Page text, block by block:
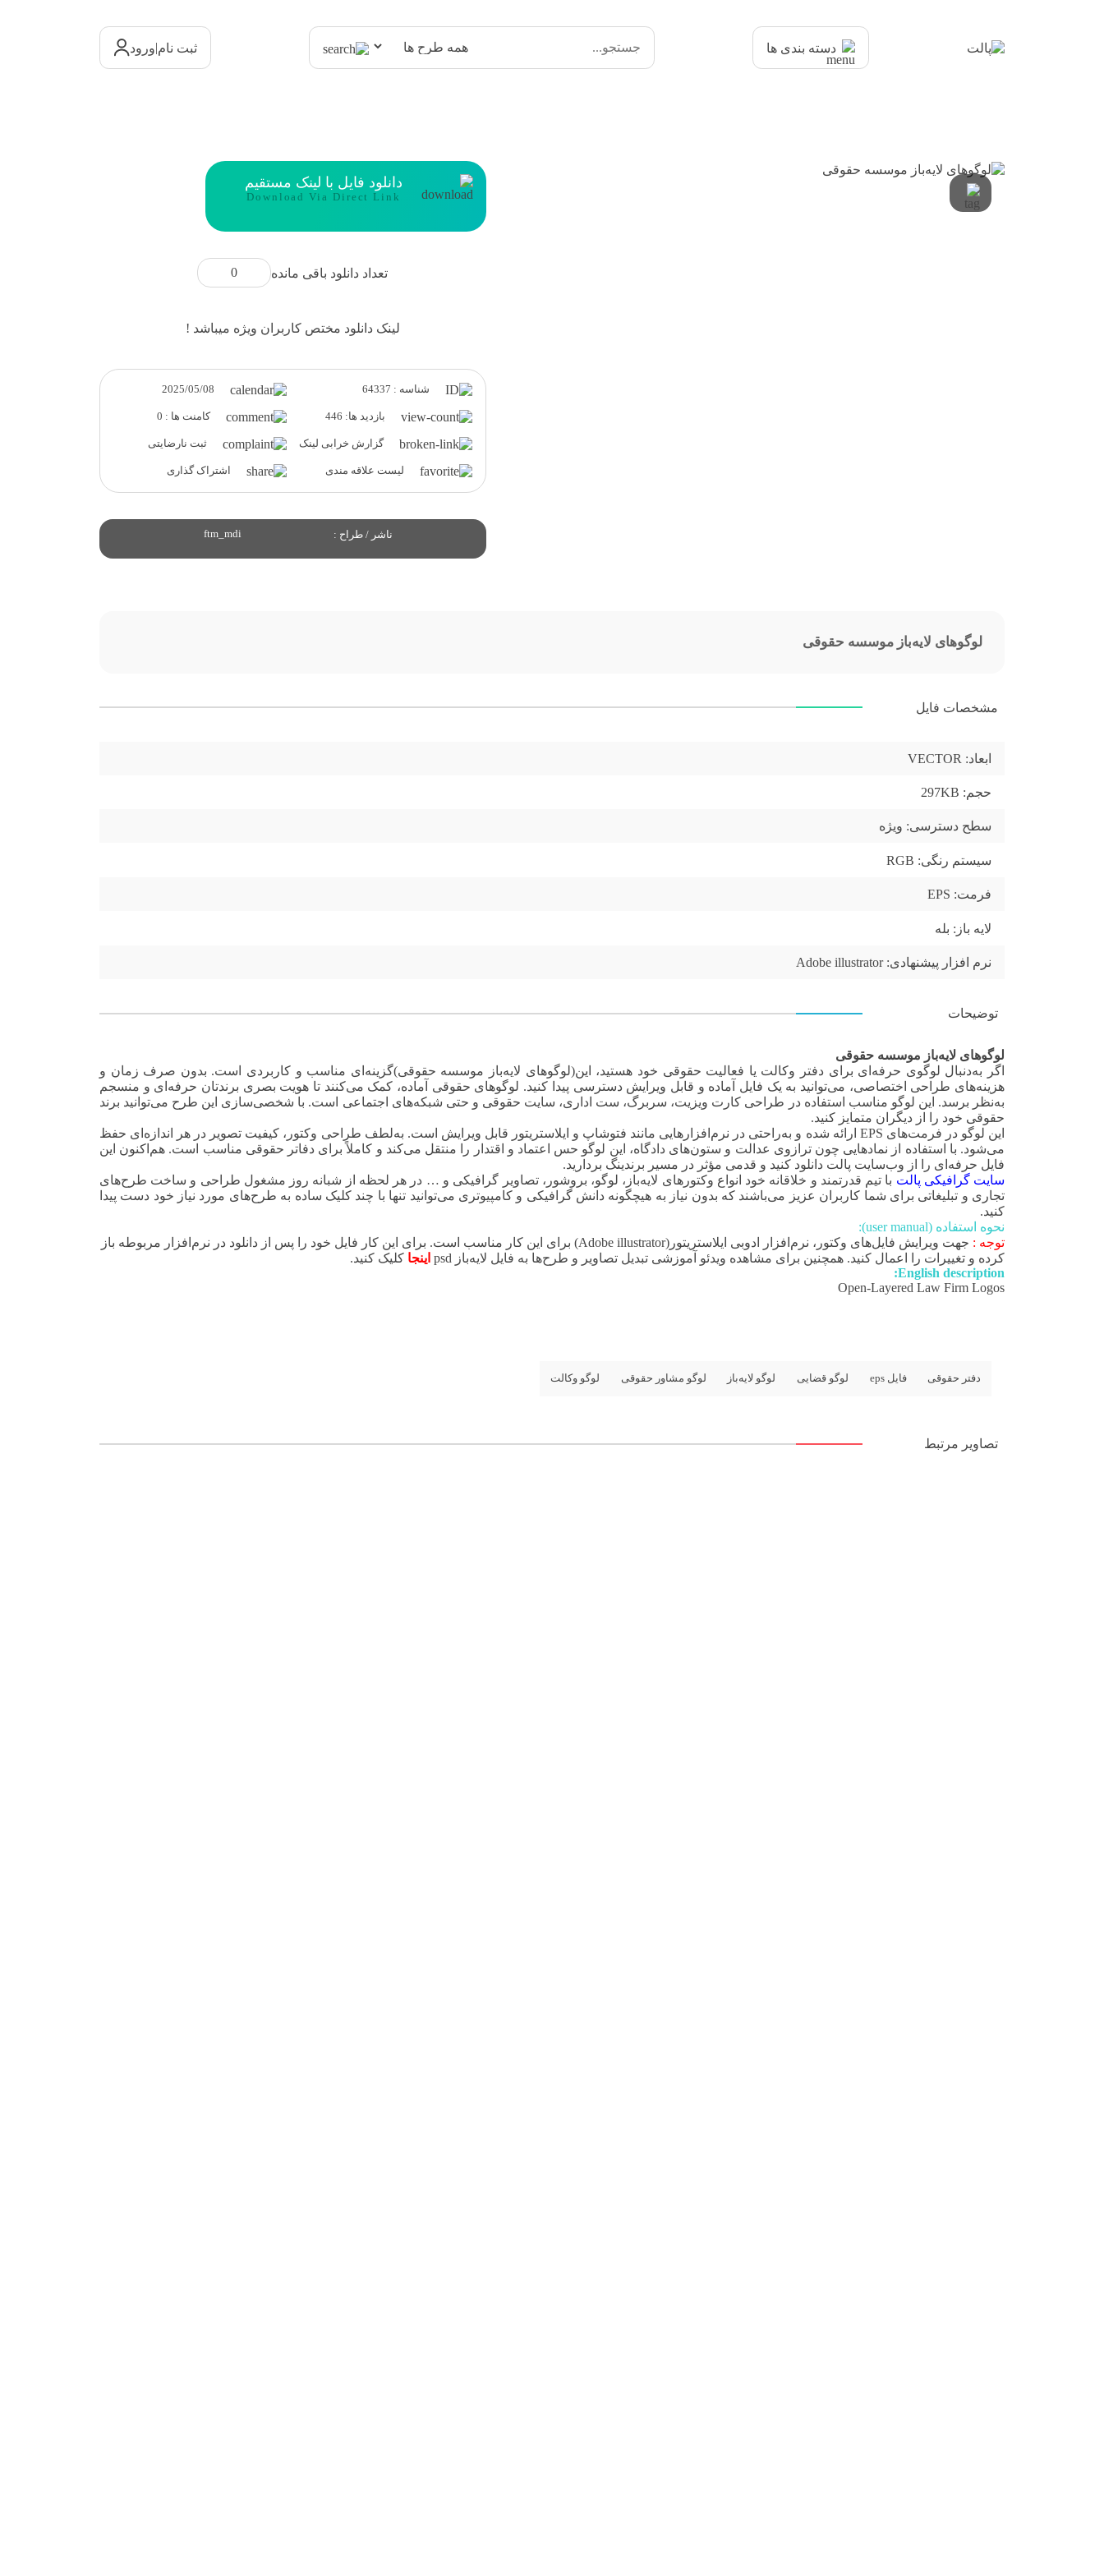
دسته بندی ها ثبت نام|ورود
دانلود فایل با لینک مستقیم
Download Via Direct Link
تعداد دانلود باقی مانده 0
لینک دانلود مختص کاربران ویژه میباشد !
شناسه : 64337
بازدید ها: 446 کامنت ها : 0
گزارش خرابی لینک ثبت نارضایتی
لیست علاقه مندی اشتراک گذاری
ناشر / طراح : ftm_mdi
لوگوهای لایه‌باز موسسه حقوقی
مشخصات فایل
ابعاد:
حجم:
سطح دسترسی: ویژه
سیستم رنگی:
فرمت:
لایه باز: بله
نرم افزار پیشنهادی: Adobe illustrator
توضیحات
لوگوهای لایه‌باز موسسه حقوقی
اگر به‌دنبال لوگوی حرفه‌ای برای دفتر وکالت یا فعالیت حقوقی خود هستید، این(لوگوهای لایه‌باز موسسه حقوقی)گزینه‌ای مناسب و کاربردی است. بدون صرف زمان و
هزینه‌های طراحی اختصاصی، می‌توانید به یک فایل آماده و قابل ویرایش دسترسی پیدا کنید. لوگوهای حقوقی آماده، کمک می‌کنند تا هویت بصری برندتان حرفه‌ای و منسجم
به‌نظر برسد. این لوگو مناسب استفاده در طراحی کارت ویزیت، سربرگ، ست اداری، سایت حقوقی و حتی شبکه‌های اجتماعی است. با شخصی‌سازی این طرح می‌توانید برند
حقوقی خود را از دیگران متمایز کنید.
این لوگو در فرمت‌های EPS ارائه شده و به‌راحتی در نرم‌افزارهایی مانند فتوشاپ و ایلاستریتور قابل ویرایش است. به‌لطف طراحی وکتور، کیفیت تصویر در هر اندازه‌ای حفظ
می‌شود. با استفاده از نمادهایی چون ترازوی عدالت و ستون‌های دادگاه، این لوگو حس اعتماد و اقتدار را منتقل می‌کند و کاملاً برای دفاتر حقوقی مناسب است. هم‌اکنون این
فایل حرفه‌ای را از وب‌سایت پالت دانلود کنید و قدمی مؤثر در مسیر برندینگ بردارید.
سایت گرافیکی پالت با تیم قدرتمند و خلاقانه خود انواع وکتورهای لایه‌باز، لوگو، بروشور، تصاویر گرافیکی و … در هر لحظه از شبانه روز مشغول طراحی و ساخت طرح‌های
تجاری و تبلیغاتی برای شما کاربران عزیز می‌باشند که بدون نیاز به هیچگونه دانش گرافیکی و کامپیوتری می‌توانید تنها با چند کلیک ساده به طرح‌های مورد نیاز خود دست پیدا
کنید.
نحوه استفاده (user manual):
توجه :
جهت ویرایش فایل‌های وکتور، نرم‌افزار ادوبی ایلاستریتور(Adobe illustrator) برای این کار مناسب است. برای این کار فایل خود را پس از دانلود در نرم‌افزار مربوطه باز
کرده و تغییرات را اعمال کنید. همچنین برای مشاهده ویدئو آموزشی تبدیل تصاویر و طرح‌ها به فایل لایه‌باز psd
اینجا کلیک کنید.
English description:
Open-Layered Law Firm Logos
دفتر حقوقی فایل eps لوگو قضایی لوگو لایه‌باز لوگو مشاور حقوقی لوگو وکالت
تصاویر مرتبط